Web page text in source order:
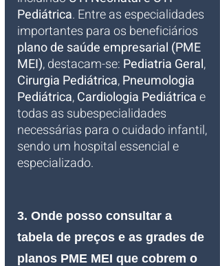
Pediátrica. Entre as especialidades
importantes para os beneficiários
plano de saúde empresarial (PME
MEI), destacam-se: Pediatria Geral,
Cirurgia Pediátrica, Pneumologia
Pediátrica, Cardiologia Pediátrica e
todas as subespecialidades
necessárias para o cuidado infantil,
sendo um hospital essencial e
especializado.
3. Onde posso consultar a
tabela de preços e as grades de
planos PME MEI que cobrem o